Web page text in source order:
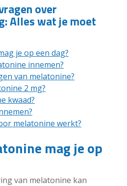
over
Alles wat je moet
je op een dag?
innemen?
van melatonine?
2 mg?
kwaad?
melatonine werkt?
mag je op
van melatonine kan